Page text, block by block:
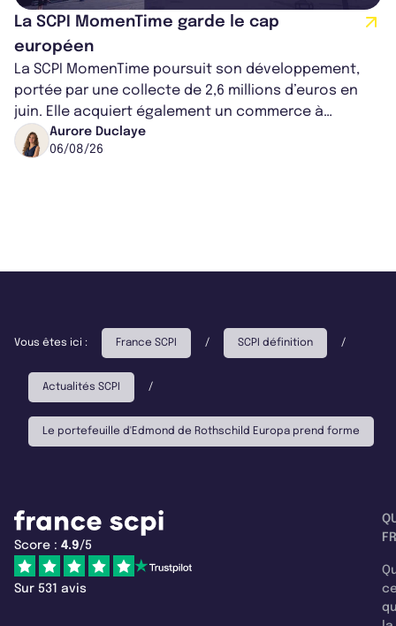
La SCPI MomenTime garde le cap
européen
La SCPI MomenTime poursuit son développement,
portée par une collecte de 2,6 millions d’euros en
juin. Elle acquiert également un commerce à
Worcester, place une plateforme logisti...
Aurore Duclaye
06/08/26
Vous êtes ici : France SCPI / SCPI définition /
Actualités SCPI /
Le portefeuille d'Edmond de Rothschild Europa prend forme
Score : 4.9/5
Sur 531 avis